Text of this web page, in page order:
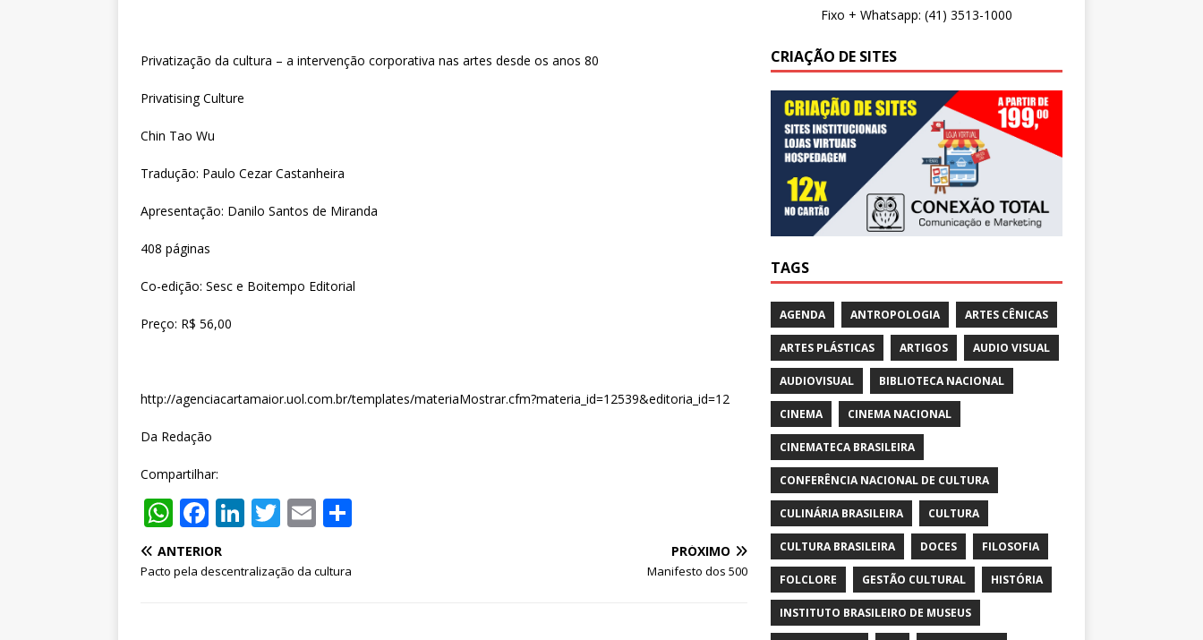
Privatização da cultura – a intervenção corporativa nas artes desde os anos 80
Privatising Culture
Chin Tao Wu
Tradução: Paulo Cezar Castanheira
Apresentação: Danilo Santos de Miranda
408 páginas
Co-edição: Sesc e Boitempo Editorial
Preço: R$ 56,00
http://agenciacartamaior.uol.com.br/templates/materiaMostrar.cfm?materia_id=12539&editoria_id=12
Da Redação
Compartilhar:
W
h
at
F
a
c
Li
k
T
it
E
ai
ANTERIOR
Pacto pela descentralização da cultura
PRÓXIMO
Manifesto dos 500
Fixo + Whatsapp: (41) 3513-1000
CRIAÇÃO DE SITES
TAGS
AGENDA ANTROPOLOGIA ARTES CÊNICAS
ARTES PLÁSTICAS ARTIGOS AUDIO VISUAL
AUDIOVISUAL BIBLIOTECA NACIONAL
CINEMA CINEMA NACIONAL
CINEMATECA BRASILEIRA
CONFERÊNCIA NACIONAL DE CULTURA
CULINÁRIA BRASILEIRA CULTURA
CULTURA BRASILEIRA DOCES FILOSOFIA
FOLCLORE GESTÃO CULTURAL HISTÓRIA
INSTITUTO BRASILEIRO DE MUSEUS